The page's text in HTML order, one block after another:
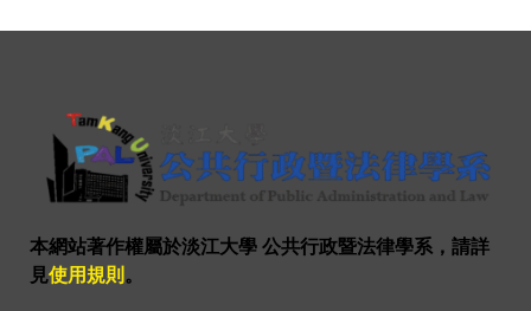
本網站著作權屬於淡江大學 公共行政暨法律學系，請詳
見使用規則 。